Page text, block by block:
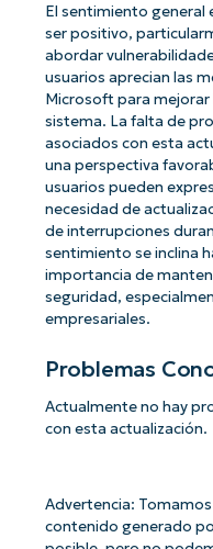
El sentimiento general
ser positivo,
abordar
usuarios aprecian las
Microsoft para
sistema. La falta de
asociados con esta
una perspectiva
usuarios pueden
necesidad de
de interrupciones
sentimiento se inclina
importancia de
seguridad,
empresariales.
Problemas
Actualmente no hay
con esta actualización.
Advertencia:
contenido generado